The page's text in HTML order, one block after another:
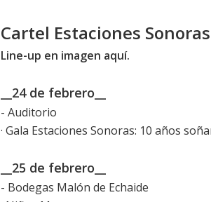
Cartel Estaciones
Line-up en imagen aquí.
__24 de febrero__
- Auditorio
· Gala Estaciones Sonoras: 10 años
__25 de febrero__
- Bodegas Malón de Echaide